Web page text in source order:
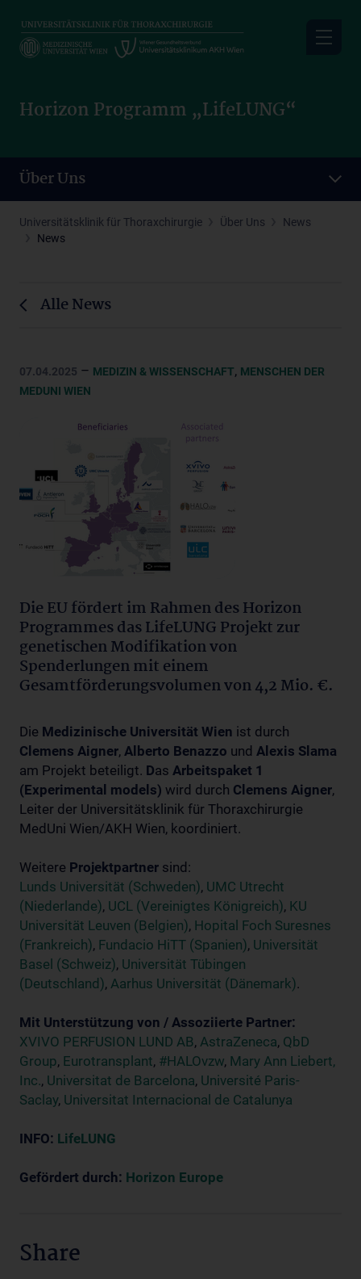
main
Horizon Programm „LifeLUNG“
Über Uns
Universitätsklinik für Thoraxchirurgie Über Uns
News
News
Alle News
07.04.2025 – MEDIZIN & WISSENSCHAFT, MENSCHEN DER
MEDUNI WIEN
Die EU fördert im Rahmen des Horizon
Programmes das LifeLUNG Projekt zur
genetischen Modifikation von
Spenderlungen mit einem
Gesamtförderungsvolumen von 4,2 Mio. €.
Die Medizinische Universität Wien ist durch
Clemens Aigner, Alberto Benazzo und Alexis Slama
am Projekt beteiligt. Das Arbeitspaket 1
(Experimental models) wird durch Clemens Aigner,
Leiter der Universitätsklinik für Thoraxchirurgie
MedUni Wien/AKH Wien, koordiniert.
Weitere Projektpartner sind:
Lunds Universität (Schweden), UMC Utrecht
(Niederlande), UCL (Vereinigtes Königreich), KU
Universität Leuven (Belgien), Hopital Foch Suresnes
(Frankreich), Fundacio HiTT (Spanien), Universität
Basel (Schweiz), Universität Tübingen
(Deutschland), Aarhus Universität (Dänemark).
Mit Unterstützung von / Assoziierte Partner:
XVIVO PERFUSION LUND AB, AstraZeneca, QbD
Group, Eurotransplant, #HALOvzw, Mary Ann Liebert,
Inc., Universitat de Barcelona, Université Paris-
Saclay, Universitat Internacional de Catalunya
INFO: LifeLUNG
Gefördert durch: Horizon Europe
Share